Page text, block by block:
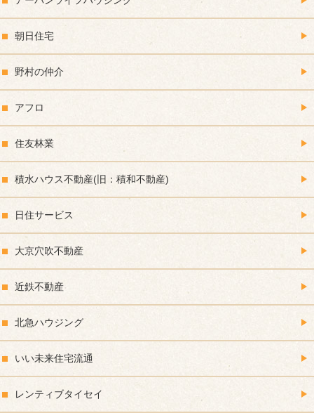
朝日住宅
野村の仲介
アフロ
住友林業
積水ハウス不動産(旧：積和不動産)
日住サービス
大京穴吹不動産
近鉄不動産
北急ハウジング
いい未来住宅流通
レンティブタイセイ